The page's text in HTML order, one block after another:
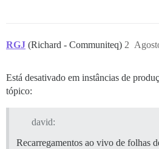
RGJ (Richard - Communiteq) 2
Está desativado em instâncias de
tópico:
david:
Recarregamentos ao vivo de folhas